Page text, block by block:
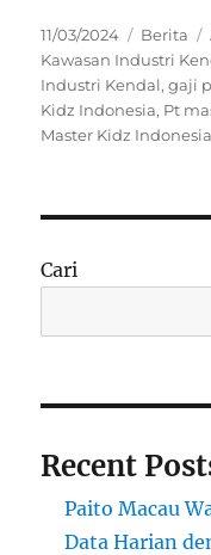
Posted
on
11/03/2024 Berita
Kawasan Industri
Industri Kendal,gaji
Kidz Indonesia, Pt
Master Kidz
Cari
Recent
Paito Macau
Data Harian